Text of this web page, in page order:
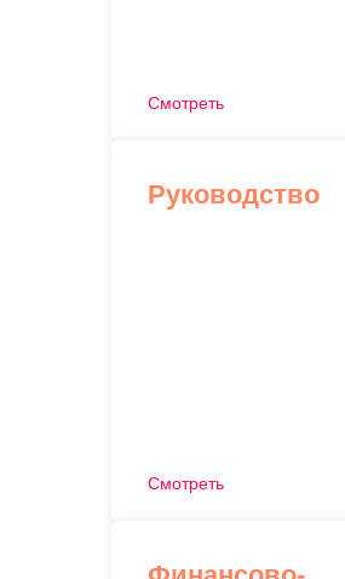
Смотреть
Руководство
Смотреть